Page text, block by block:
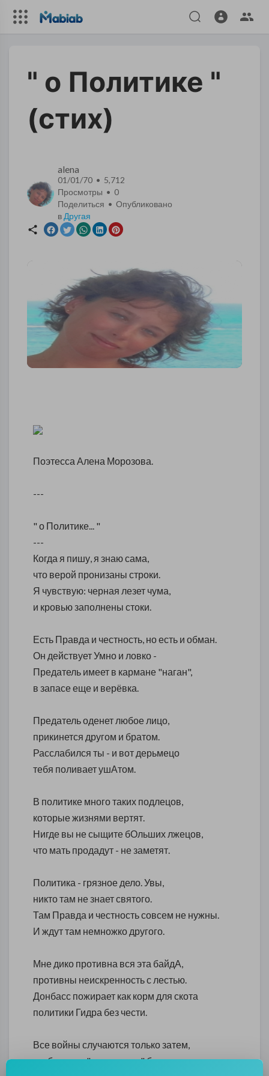
" о Политике "
(стих)
alena
01/01/70 • 5,712
Просмотры • 0
Поделиться • Опубликовано
в Другая
Поэтесса Алена Морозова.
---
" о Политике... "
---
Когда я пишу, я знаю сама,
что верой пронизаны строки.
Я чувствую: черная лезет чума,
и кровью заполнены стоки.
Есть Правда и честность, но есть и обман.
Он действует Умно и ловко -
Предатель имеет в кармане "наган",
в запасе еще и верёвка.
Предатель оденет любое лицо,
прикинется другом и братом.
Расслабился ты - и вот дерьмецо
тебя поливает ушАтом.
В политике много таких подлецов,
которые жизнями вертят.
Нигде вы не сыщите бОльших лжецов,
что мать продадут - не заметят.
Политика - грязное дело. Увы,
никто там не знает святого.
Там Правда и честность совсем не нужны.
И ждут там немножко другого.
Мне дико противна вся эта байдА,
противны неискренность с лестью.
Донбасс пожирает как корм для скота
политики Гидра без чести.
Все войны случаются только затем,
чтоб деньги "распилены" были.